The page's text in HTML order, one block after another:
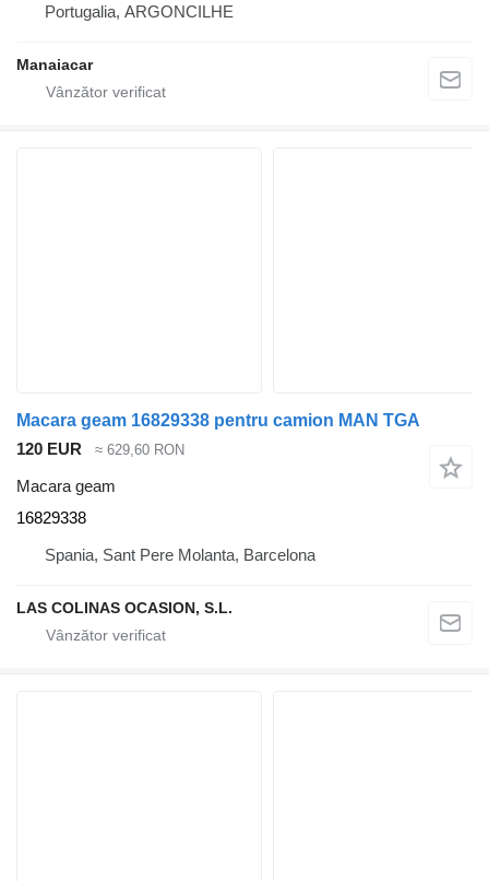
Portugalia, ARGONCILHE
Manaiacar
Macara geam 16829338 pentru camion MAN TGA
120 EUR
≈ 629,60 RON
Macara geam
16829338
Spania, Sant Pere Molanta, Barcelona
LAS COLINAS OCASION, S.L.